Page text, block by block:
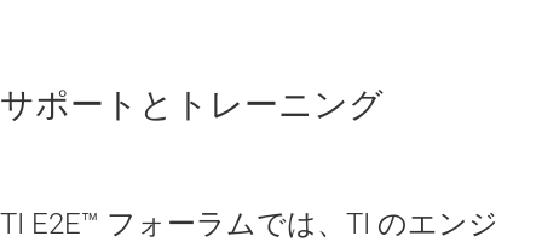
サポートとトレーニング
TI E2E™ フォーラムでは、TI のエンジ